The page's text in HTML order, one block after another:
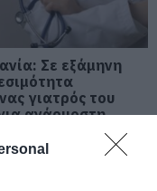
Σε εξάμηνη
γιατρός του
ανάρμοστη